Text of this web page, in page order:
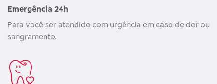
Emergência 24h
Para você ser atendido com urgência em caso de dor ou
sangramento.